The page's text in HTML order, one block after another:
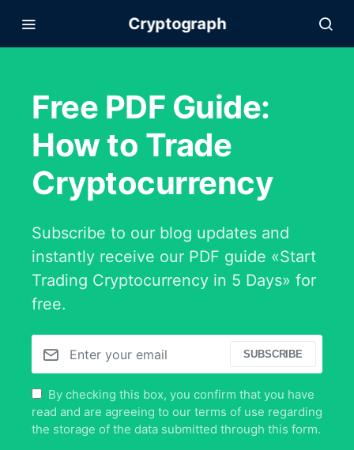
Cryptograph
Free PDF Guide:
How to Trade
Cryptocurrency
Subscribe to our blog updates and
instantly receive our PDF guide «Start
Trading Cryptocurrency in 5 Days» for
free.
SUBSCRIBE
By checking this box, you confirm that you have
read and are agreeing to our terms of use regarding
the storage of the data submitted through this form.